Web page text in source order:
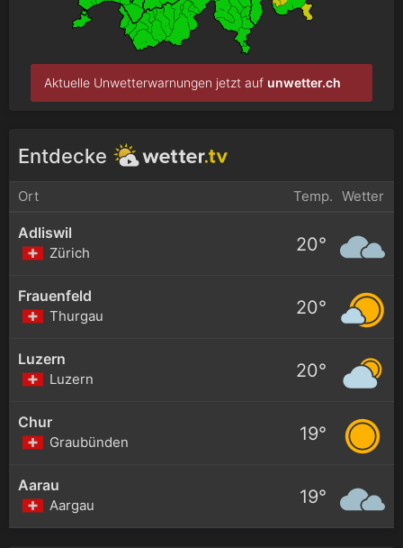
Aktuelle Unwetterwarnungen jetzt auf unwetter.ch
Entdecke
Ort Temp. Wetter
Adliswil
Zürich 20°
Frauenfeld
Thurgau 20°
Luzern
Luzern 20°
Chur
Graubünden 19°
Aarau
Aargau 19°